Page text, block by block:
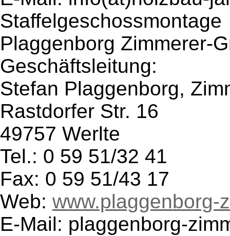
Staffelgeschossmontage
Plaggenborg Zimmerer-
Geschäftsleitung:
Stefan Plaggenborg,
Rastdorfer Str. 16
49757 Werlte
Tel.: 0 59 51/32 41
Fax: 0 59 51/43 17
Web: www.plaggenborg-
E-Mail: plaggenborg-